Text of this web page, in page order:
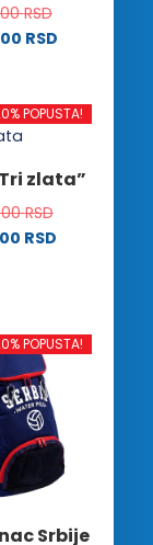
stranici
proizvoda.
RSD
RSD
ima
više
Opcije
mogu
biti
proizvoda.
POPUSTA!
zlata”
RSD
RSD
više
varijanti.
Opcije
mogu
biti
izabrane
na
proizvoda.
POPUSTA!
Srbije